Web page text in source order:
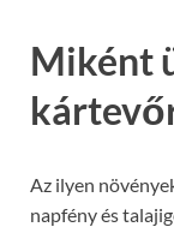
Miként
Az ilyen
napfény és